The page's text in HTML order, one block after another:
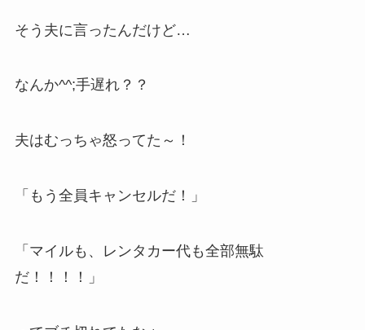
そう夫に言ったんだけど…
なんか^^;手遅れ？？
夫はむっちゃ怒ってた～！
「もう全員キャンセルだ！」
「マイルも、レンタカー代も全部無駄
だ！！！！」